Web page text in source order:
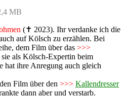
MB
(✝ 2023). Ihr verdanke ich die
auf Kölsch zu erzählen. Bei
dem Film über das >>>
als Kölsch-Expertin beim
hat ihre Anregung auch gleich
Film über den >>> Kallendresser
dann aber und verstarb.